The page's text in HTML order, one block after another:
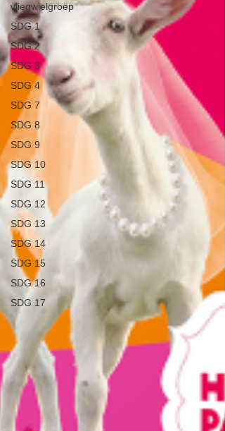
vliegwielgroep
SDG 1
SDG 2
SDG 3
SDG 4
SDG 7
SDG 8
SDG 9
SDG 10
SDG 11
SDG 12
SDG 13
SDG 14
SDG 15
SDG 16
SDG 17